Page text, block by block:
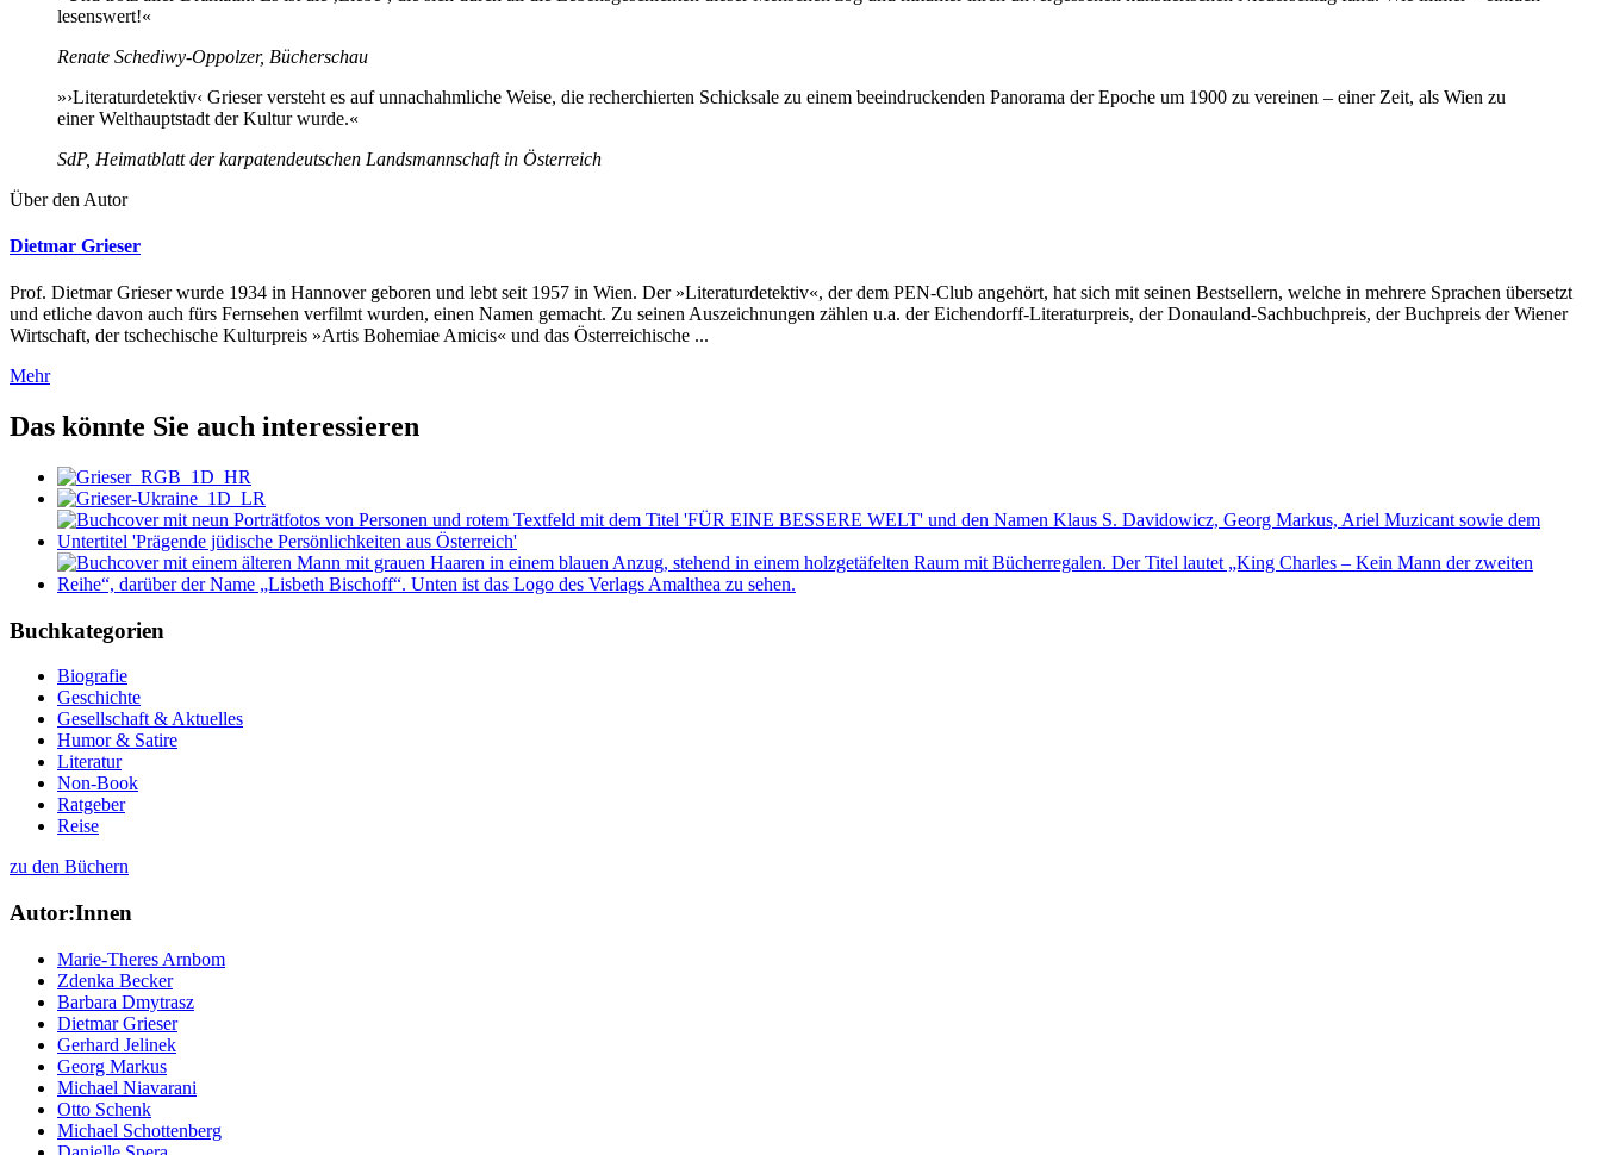
lesenswert!«
Renate Schediwy-Oppolzer, Bücherschau
»›Literaturdetektiv‹ Grieser versteht es auf unnachahmliche Weise, die recherchierten Schicksale zu einem beeindruckenden Panorama der Epoche um 1900 zu vereinen – einer Zeit, als Wien zu
einer Welthauptstadt der Kultur wurde.«
SdP, Heimatblatt der karpatendeutschen Landsmannschaft in Österreich
Über den Autor
Dietmar Grieser
Prof. Dietmar Grieser wurde 1934 in Hannover geboren und lebt seit 1957 in Wien. Der »Literaturdetektiv«, der dem PEN-Club angehört, hat sich mit seinen Bestsellern, welche in mehrere Sprachen übersetzt
und etliche davon auch fürs Fernsehen verfilmt wurden, einen Namen gemacht. Zu seinen Auszeichnungen zählen u.a. der Eichendorff-Literaturpreis, der Donauland-Sachbuchpreis, der Buchpreis der Wiener
Wirtschaft, der tschechische Kulturpreis »Artis Bohemiae Amicis« und das Österreichische ...
Mehr
Das könnte Sie auch interessieren
Buchkategorien
Biografie
Geschichte
Gesellschaft & Aktuelles
Humor & Satire
Literatur
Non-Book
Ratgeber
Reise
zu den Büchern
Autor:Innen
Marie-Theres Arnbom
Zdenka Becker
Barbara Dmytrasz
Dietmar Grieser
Gerhard Jelinek
Georg Markus
Michael Niavarani
Otto Schenk
Michael Schottenberg